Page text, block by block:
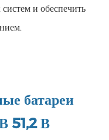
и обеспечить
батареи
51,2 В